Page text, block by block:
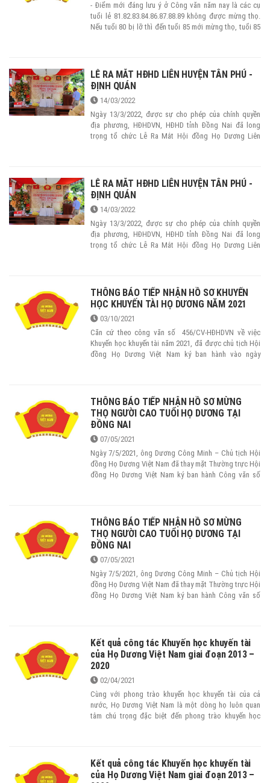
- Điểm mới đáng lưu ý ở Công văn năm nay là các cụ
tuổi lẻ 81.82.83.84.86.87.88.89 không được mừng thọ.
Nếu tuổi 80 bị lỡ thì đến tuổi 85 mới mừng thọ, tuổi 85
cứng cho HĐHD cấp huyện rồi thì thôi không nộp trực
tuyến nữa. - Các năm trước đã có hồ sơ rồi thì năm nay
vẫn phải làm lại. - Khuyến khích các cụ, người giám hộ
gửi hồ sơ trực tuyến.
LỄ RA MẮT HĐHD LIÊN HUYỆN TÂN PHÚ -
ĐỊNH QUÁN
14/03/2022
Ngày 13/3/2022, được sự cho phép của chính quyền
địa phương, HĐHDVN, HĐHD tỉnh Đồng Nai đã long
trọng tổ chức Lễ Ra Mắt Hội đồng Họ Dương Liên
LỄ RA MẮT HĐHD LIÊN HUYỆN TÂN PHÚ -
ĐỊNH QUÁN
14/03/2022
Ngày 13/3/2022, được sự cho phép của chính quyền
địa phương, HĐHDVN, HĐHD tỉnh Đồng Nai đã long
trọng tổ chức Lễ Ra Mắt Hội đồng Họ Dương Liên
THÔNG BÁO TIẾP NHẬN HỒ SƠ KHUYẾN
HỌC KHUYẾN TÀI HỌ DƯƠNG NĂM 2021
03/10/2021
Căn cứ theo công văn số 456/CV-HĐHDVN về việc
Khuyến học khuyến tài năm 2021, đã được chủ tịch Hội
đồng Họ Dương Việt Nam ký ban hành vào ngày
quỹ Khuyến học khuyến tài và mừng thọ của HĐHD Việt
Nam như sau.
THÔNG BÁO TIẾP NHẬN HỒ SƠ MỪNG
THỌ NGƯỜI CAO TUỔI HỌ DƯƠNG TẠI
ĐỒNG NAI
07/05/2021
Ngày 7/5/2021, ông Dương Công Minh – Chủ tịch Hội
đồng Họ Dương Việt Nam đã thay mặt Thường trực Hội
đồng Họ Dương Việt Nam ký ban hành Công văn số
THÔNG BÁO TIẾP NHẬN HỒ SƠ MỪNG
THỌ NGƯỜI CAO TUỔI HỌ DƯƠNG TẠI
ĐỒNG NAI
07/05/2021
Ngày 7/5/2021, ông Dương Công Minh – Chủ tịch Hội
đồng Họ Dương Việt Nam đã thay mặt Thường trực Hội
đồng Họ Dương Việt Nam ký ban hành Công văn số
Kết quả công tác Khuyến học khuyến tài
của Họ Dương Việt Nam giai đoạn 2013 –
2020
02/04/2021
Cùng với phong trào khuyến học khuyến tài của cả
nước, Họ Dương Việt Nam là một dòng họ luôn quan
tâm chú trọng đặc biệt đến phong trào khuyến học
với công tác khuyến học khuyến tài và xây dựng xã hội
học tập”, Chỉ thị số 02/2008/TTG của Thủ tướng Chính
phủ ngày 08/01/2008 về việc: “Đẩy mạnh phong trào
Kết quả công tác Khuyến học khuyến tài
của Họ Dương Việt Nam giai đoạn 2013 –